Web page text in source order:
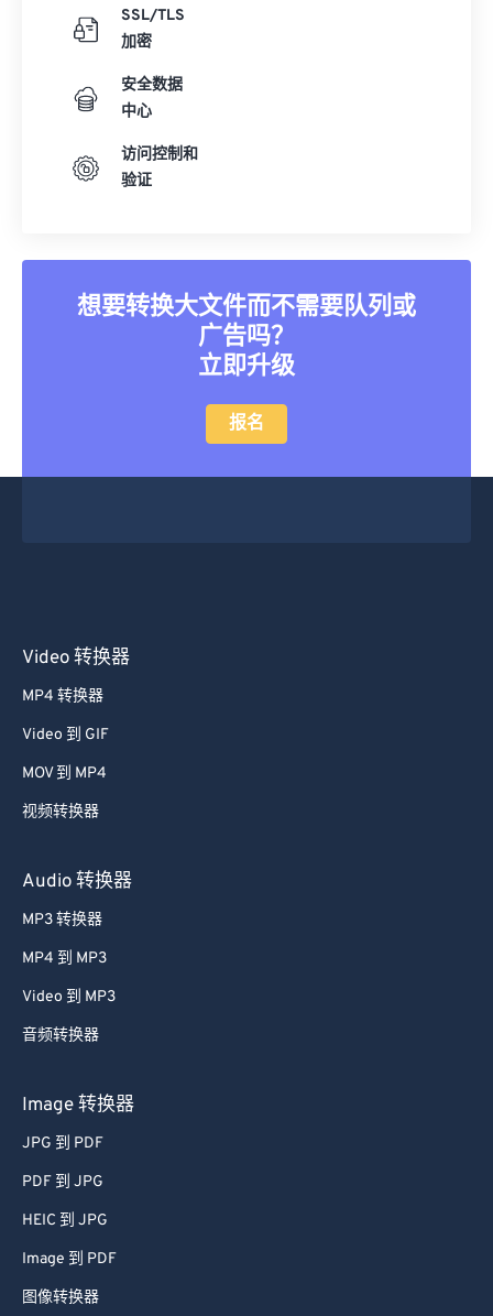
SSL/TLS
加密
安全数据
中心
访问控制和
验证
想要转换大文件而不需要队列或
广告吗？
立即升级
报名
Video 转换器
MP4 转换器
Video 到 GIF
MOV 到 MP4
视频转换器
Audio 转换器
MP3 转换器
MP4 到 MP3
Video 到 MP3
音频转换器
Image 转换器
JPG 到 PDF
PDF 到 JPG
HEIC 到 JPG
Image 到 PDF
图像转换器